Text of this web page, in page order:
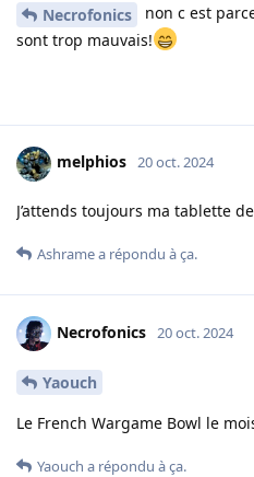
Necrofonics
non c est
sont trop mauvais!
melphios 20 oct. 2024
J’attends toujours ma tablette
Ashramea répondu à ça.
Necrofonics 20 oct. 2024
Yaouch
Le French Wargame Bowl le
Yaouch a répondu à ça.